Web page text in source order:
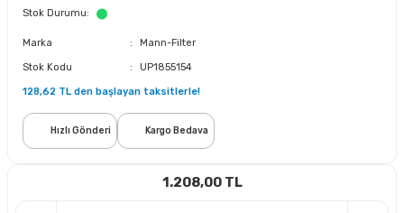
Sistemi
Stok Durumu
Marka Mann-Filter
Stok Kodu UP1855154
128,62 TL den başlayan taksitlerle!
Hızlı Gönderi Kargo Bedava
1.208,00 TL